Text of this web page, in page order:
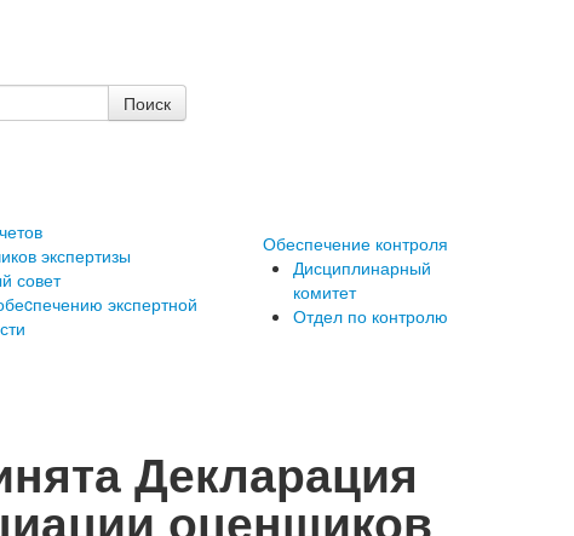
экспертизы
совет
экспертной
Обеспечение контроля
Дисциплинарный
комитет
Отдел по контролю
Декларация
оценщиков